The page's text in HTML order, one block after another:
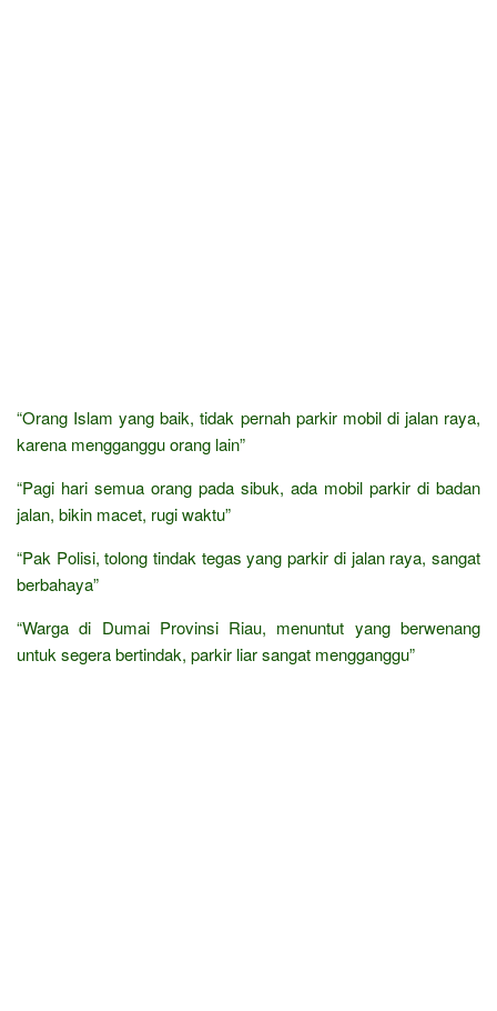
“Orang Islam yang baik, tidak pernah parkir mobil di jalan raya,
karena mengganggu orang lain”
“Pagi hari semua orang pada sibuk, ada mobil parkir di badan
jalan, bikin macet, rugi waktu”
“Pak Polisi, tolong tindak tegas yang parkir di jalan raya, sangat
berbahaya”
“Warga di Dumai Provinsi Riau, menuntut yang berwenang
untuk segera bertindak, parkir liar sangat mengganggu”